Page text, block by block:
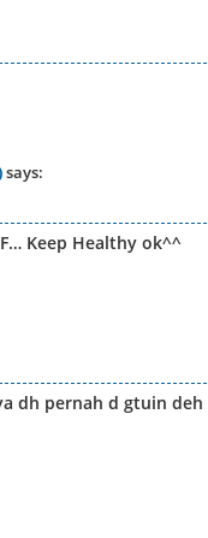
says:
Keep Healthy ok^^
dh pernah d gtuin deh